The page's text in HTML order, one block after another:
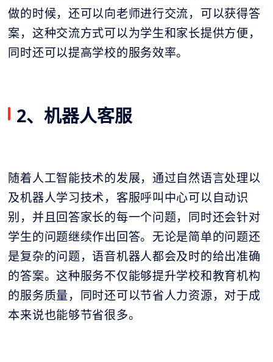
做的时候，还可以向老师进行交流，可以获得答
案，这种交流方式可以为学生和家长提供方便，
同时还可以提高学校的服务效率。
2、机器人客服
随着人工智能技术的发展，通过自然语言处理以
及机器人学习技术，客服呼叫中心可以自动识
别，并且回答家长的每一个问题，同时还会针对
学生的问题继续作出回答。无论是简单的问题还
是复杂的问题，语音机器人都会及时的给出准确
的答案。这种服务不仅能够提升学校和教育机构
的服务质量，同时还可以节省人力资源，对于成
本来说也能够节省很多。